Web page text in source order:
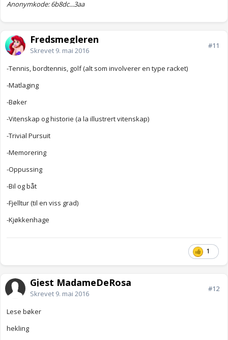
Anonymkode: 6b8dc...3aa
Fredsmegleren
Skrevet 9. mai 2016
#11
-Tennis, bordtennis, golf (alt som involverer en type racket)
-Matlaging
-Bøker
-Vitenskap og historie (a la illustrert vitenskap)
-Trivial Pursuit
-Memorering
-Oppussing
-Bil og båt
-Fjelltur (til en viss grad)
-Kjøkkenhage
1
Gjest MadameDeRosa
Skrevet 9. mai 2016
#12
Lese bøker
hekling